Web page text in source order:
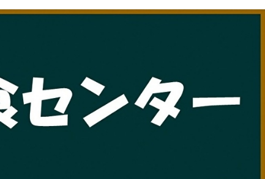
都市基盤
生涯学習課
文化財課
図書館